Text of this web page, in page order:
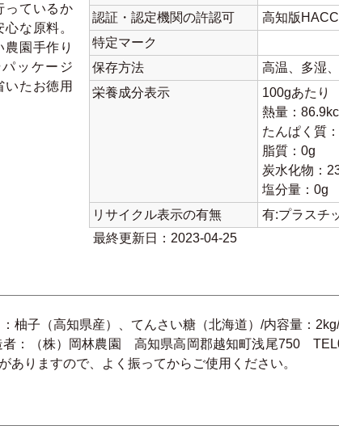
っているか
な原料。
園手作り
ッケージ
いたお徳用
認証・認定機関の許認可
高知版
特定マーク
保存方法
高温、多湿
栄養成分表示
100gあたり
熱量：
たんぱく質
脂質：0g
炭水化物：
塩分量：0g
リサイクル表示の有無
有:プラスチ
最終更新日：2023-04-25
柚子（高知県産）、てんさい糖（北海道）/内容量：
者：（株）岡林農園 高知県高岡郡越知町浅尾750
ありますので、よく振ってからご使用ください。